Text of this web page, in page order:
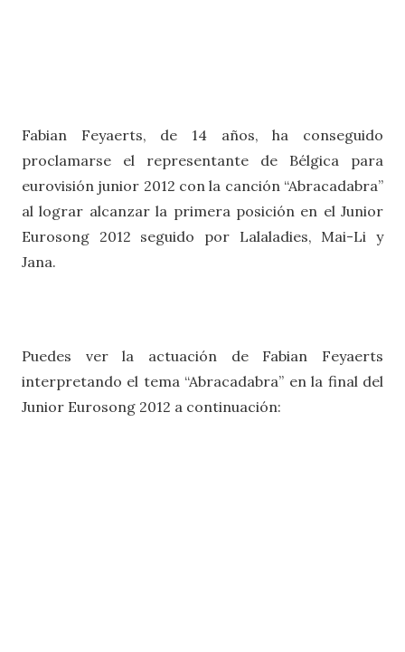
Fabian Feyaerts, de 14 años, ha conseguido
proclamarse el representante de Bélgica para
eurovisión junior 2012 con la canción “Abracadabra”
al lograr alcanzar la primera posición en el Junior
Eurosong 2012 seguido por Lalaladies, Mai-Li y
Jana.
Puedes ver la actuación de Fabian Feyaerts
interpretando el tema “Abracadabra” en la final del
Junior Eurosong 2012 a continuación: